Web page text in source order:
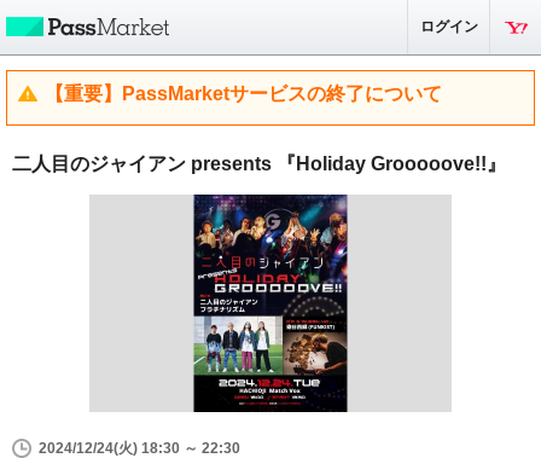
ログイン
【重要】PassMarketサービスの終了について
二人目のジャイアン presents 『Holiday Grooooove!!』
2024/12/24(火) 18:30 ～ 22:30